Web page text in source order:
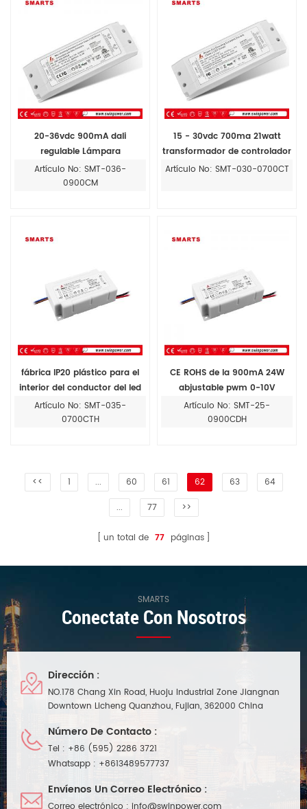
20-36vdc 900mA dali
regulable Lámpara
Transformador de halógeno
electrónico.
Artículo No: SMT-036-
0900CM
15 - 30vdc 700ma 21watt
transformador de controlador
led regulable triac
Artículo No: SMT-030-0700CT
fábrica IP20 plástico para el
interior del conductor del led
24w 700mA corriente
constante fuente de
Artículo No: SMT-035-
0700CTH
CE ROHS de la 900mA 24W
abjustable pwm 0-10V
dimmable LED actual
constante del conductor
Artículo No: SMT-25-
0900CDH
<< 1 ... 60 61 62 63
64
...
77 >>
un total de 77 páginas
SMARTS
Conectate Con Nosotros
Dirección :
NO.178 Chang Xin Road, Huoju Industrial Zone Jiangnan
Downtown Licheng Quanzhou, Fujian, 362000 China
Número De Contacto :
Tel : +86 (595) 2286 3721
Whatsapp : +8613489577737
Envíenos Un Correo Electrónico :